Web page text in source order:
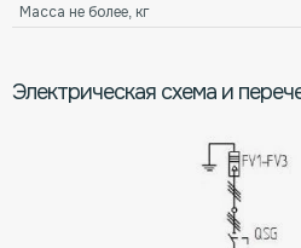
Масса не более, кг
Электрическая схема и